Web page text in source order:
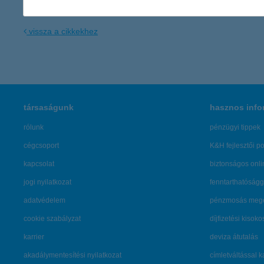
vissza a cikkekhez
társaságunk
rólunk
cégcsoport
kapcsolat
jogi nyilatkozat
adatvédelem
cookie szabályzat
karrier
akadálymentesítési nyilatkozat
hasznos
pénzügyi tippek
K&H fejlesztői
biztonságos
pénzmosás
díjfizetési
deviza átutalás
címletváltással